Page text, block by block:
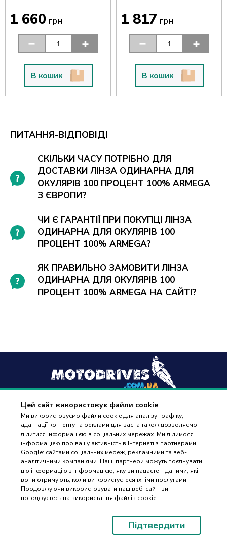
Цей сайт використовує файли cookie
Ми використовуємо файли cookie для аналізу трафіку,
адаптації контенту та реклами для вас, а також дозволяємо
ділитися інформацією в соціальних мережах. Ми ділимося
інформацією про вашу активність в Інтернеті з партнерами
Google: сайтами соціальних мереж, рекламними та веб-
аналітичними компаніями. Наші партнери можуть поєднувати
цю інформацію з інформацією, яку ви надаєте, і даними, які
вони отримують, коли ви користуєтеся їхніми послугами.
Продовжуючи використовувати наш веб-сайт, ви
погоджуєтесь на використання файлів cookie.
Підтвердити
1 660 грн
В кошик
1 817 грн
В кошик
ПИТАННЯ-ВІДПОВІДІ
СКІЛЬКИ ЧАСУ ПОТРІБНО ДЛЯ
ДОСТАВКИ ЛІНЗА ОДИНАРНА ДЛЯ
ОКУЛЯРІВ 100 ПРОЦЕНТ 100% ARMEGA
З ЄВРОПИ?
ЧИ Є ГАРАНТІЇ ПРИ ПОКУПЦІ ЛІНЗА
ОДИНАРНА ДЛЯ ОКУЛЯРІВ 100
ПРОЦЕНТ 100% ARMEGA?
ЯК ПРАВИЛЬНО ЗАМОВИТИ ЛІНЗА
ОДИНАРНА ДЛЯ ОКУЛЯРІВ 100
ПРОЦЕНТ 100% ARMEGA НА САЙТІ?
+38(096) 488 77 88
дзвінки приймаються в робочі дні з 9:00 до 18:00
Оплата та доставка
Контакти
ПІДБІР
ЗАПЧАСТИН